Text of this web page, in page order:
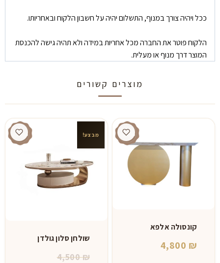
ככל ויהיה צורך במנוף, התשלום יהיה על חשבון הלקוח ובאחריותו.
הלקוח פוטר את החברה מכל אחריות במידה ולא תהיה גישה להכנסת
המוצר דרך מנוף או מעלית.
מוצרים קשורים
קונסולה אלפא
4,800 ₪
מבצע!
שולחן סלון גולדן
4,500₪
המחיר